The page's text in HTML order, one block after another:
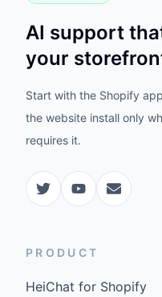
AI support
your
Start with the Shopify
the website install only
requires it.
PRODUCT
HeiChat for Shopify